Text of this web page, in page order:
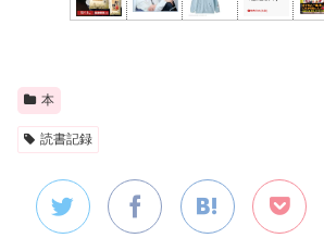
本
読書記録